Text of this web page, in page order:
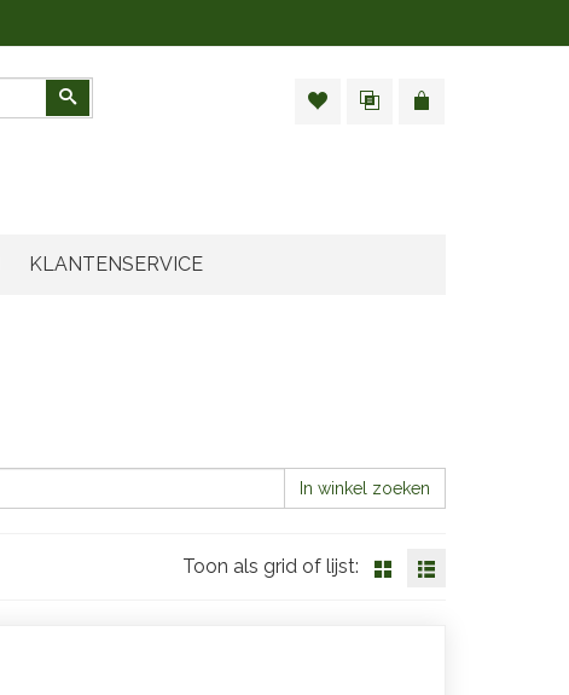
Zoeken
KLANTENSERVICE
In winkel zoeken
Toon als grid of lijst: